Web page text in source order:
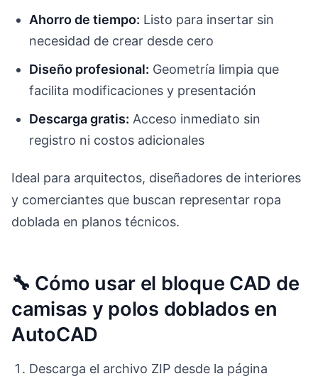
Ahorro de tiempo: Listo para insertar sin
necesidad de crear desde cero
Diseño profesional: Geometría limpia que
facilita modificaciones y presentación
Descarga gratis: Acceso inmediato sin
registro ni costos adicionales
Ideal para arquitectos, diseñadores de interiores
y comerciantes que buscan representar ropa
doblada en planos técnicos.
🔧 Cómo usar el bloque CAD de
camisas y polos doblados en
AutoCAD
Descarga el archivo ZIP desde la página